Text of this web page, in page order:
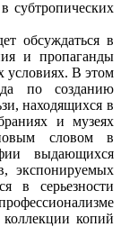
субтропических
обсуждаться в
и пропаганды
условиях. В этом
по созданию
находящихся в
и музеях
словом в
выдающихся
экспонируемых
в серьезности
копий